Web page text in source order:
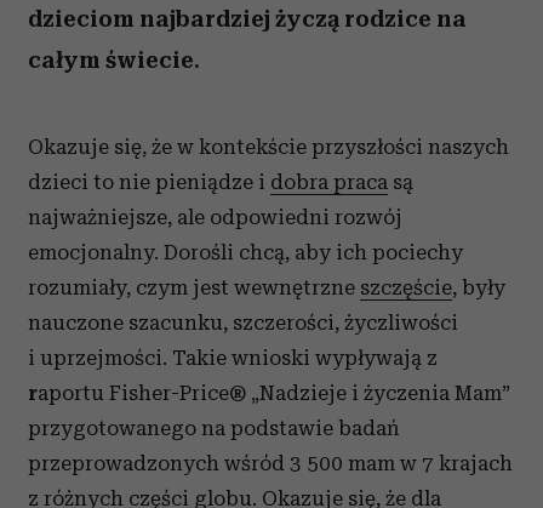
dzieciom najbardziej życzą rodzice na
całym świecie.
Okazuje się, że w kontekście przyszłości naszych
dzieci to nie pieniądze i dobra praca są
najważniejsze, ale odpowiedni rozwój
emocjonalny. Dorośli chcą, aby ich pociechy
rozumiały, czym jest wewnętrzne szczęście, były
nauczone szacunku, szczerości, życzliwości
i uprzejmości. Takie wnioski wypływają z
raportu Fisher-Price® „Nadzieje i życzenia Mam”
przygotowanego na podstawie badań
przeprowadzonych wśród 3 500 mam w 7 krajach
z różnych części globu. Okazuje się, że dla